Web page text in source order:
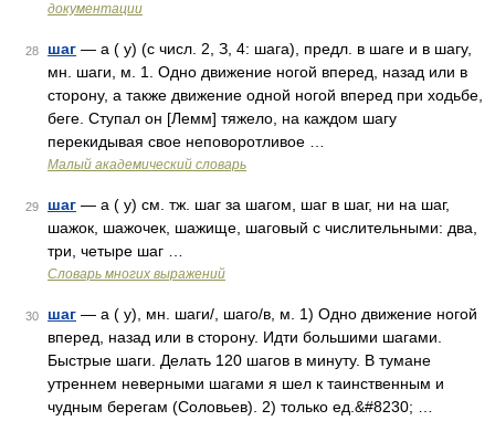
документации
28 шаг — а ( у) (с числ. 2, З, 4: шага), предл. в шаге и в шагу,
мн. шаги, м. 1. Одно движение ногой вперед, назад или в
сторону, а также движение одной ногой вперед при ходьбе,
беге. Ступал он [Лемм] тяжело, на каждом шагу
перекидывая свое неповоротливое …
Малый академический словарь
29 шаг — а ( у) см. тж. шаг за шагом, шаг в шаг, ни на шаг,
шажок, шажочек, шажище, шаговый с числительными: два,
три, четыре шаг …
Словарь многих выражений
30 шаг — а ( у), мн. шаги/, шаго/в, м. 1) Одно движение ногой
вперед, назад или в сторону. Идти большими шагами.
Быстрые шаги. Делать 120 шагов в минуту. В тумане
утреннем неверными шагами я шел к таинственным и
чудным берегам (Соловьев). 2) только ед.&#8230; …